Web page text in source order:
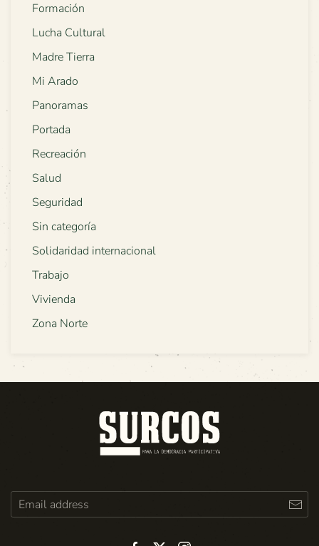
Formación
Lucha Cultural
Madre Tierra
Mi Arado
Panoramas
Portada
Recreación
Salud
Seguridad
Sin categoría
Solidaridad internacional
Trabajo
Vivienda
Zona Norte